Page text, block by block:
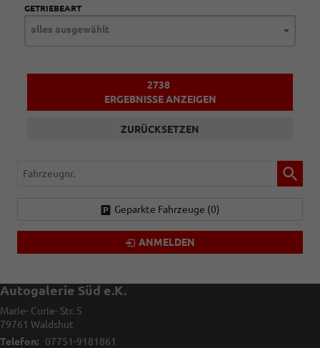
GETRIEBEART
alles ausgewählt
2738
ERGEBNISSE ANZEIGEN
ZURÜCKSETZEN
Fahrzeugnr.
Geparkte Fahrzeuge (0)
ANMELDEN
Autogalerie Süd e.K.
Marie- Curie- Str. 5
79761 Waldshut
Telefon:
07751-9181861